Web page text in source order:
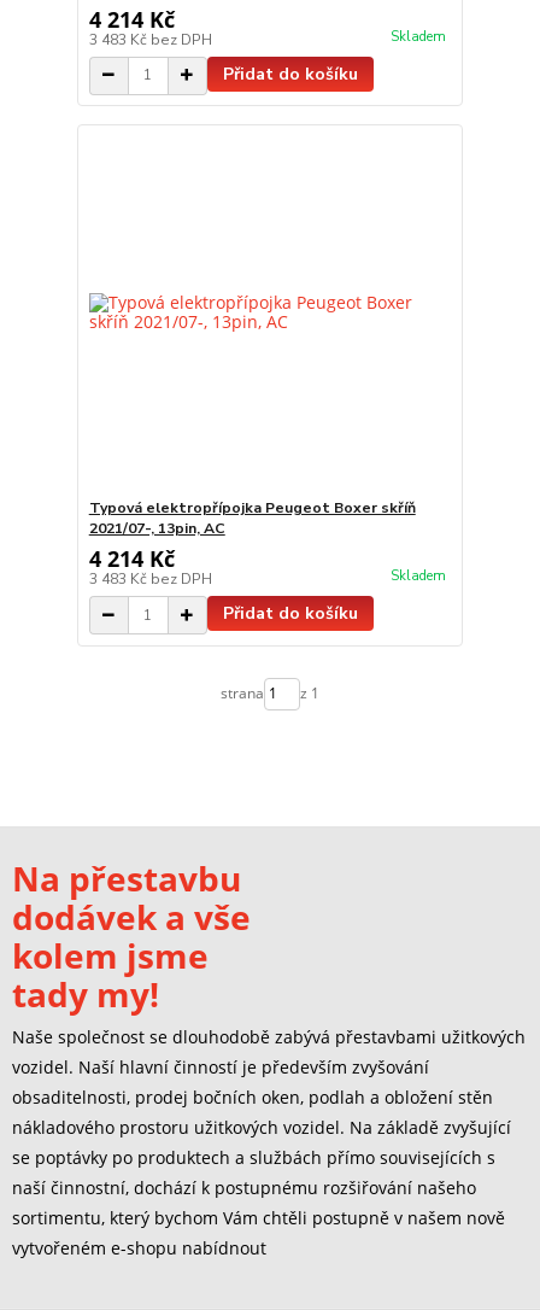
4 214 Kč
3 483 Kč bez DPH Skladem
Přidat do košíku
Typová elektropřípojka Peugeot Boxer skříň
2021/07-, 13pin, AC
4 214 Kč
3 483 Kč bez DPH Skladem
Přidat do košíku
strana z 1
Na přestavbu
dodávek a vše
kolem jsme
tady my!
Naše společnost se dlouhodobě zabývá přestavbami užitkových
vozidel. Naší hlavní činností je především zvyšování
obsaditelnosti, prodej bočních oken, podlah a obložení stěn
nákladového prostoru užitkových vozidel. Na základě zvyšující
se poptávky po produktech a službách přímo souvisejících s
naší činnostní, dochází k postupnému rozšiřování našeho
sortimentu, který bychom Vám chtěli postupně v našem nově
vytvořeném e-shopu nabídnout